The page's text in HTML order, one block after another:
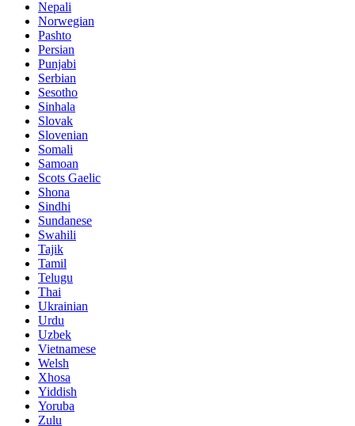
Nepali
Norwegian
Pashto
Persian
Punjabi
Serbian
Sesotho
Sinhala
Slovak
Slovenian
Somali
Samoan
Scots Gaelic
Shona
Sindhi
Sundanese
Swahili
Tajik
Tamil
Telugu
Thai
Ukrainian
Urdu
Uzbek
Vietnamese
Welsh
Xhosa
Yiddish
Yoruba
Zulu